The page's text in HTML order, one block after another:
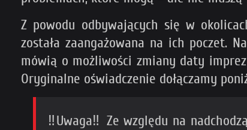
Z powodu odbywających się w
została zaangażowana na ich poczet.
mówią o możliwości zmiany daty
Oryginalne oświadczenie dołączamy
‼️Uwaga‼️ Ze względu na